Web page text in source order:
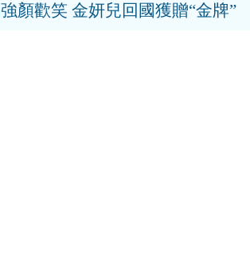
顏歡笑 金妍兒回國獲贈“金牌”